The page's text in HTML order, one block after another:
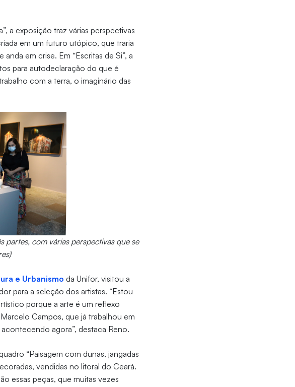
a exposição traz várias perspectivas
em um futuro utópico, que traria
em crise. Em “Escritas de Si”, a
para autodeclaração do que é
com a terra, o imaginário das
partes, com várias perspectivas que se
e Urbanismo da Unifor, visitou a
para a seleção dos artistas. “Estou
porque a arte é um reflexo
Campos, que já trabalhou em
agora”, destaca Reno.
“Paisagem com dunas, jangadas
vendidas no litoral do Ceará.
essas peças, que muitas vezes